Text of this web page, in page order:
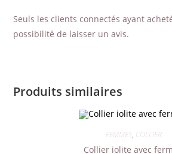
Seuls les clients connectés ayant
possibilité de laisser un avis.
Produits similaires
FEMMES, COLLIER
Collier iolite avec